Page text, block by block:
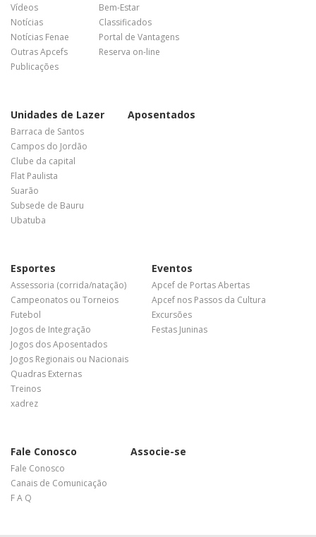
Vídeos
Notícias
Notícias Fenae
Outras Apcefs
Publicações
Bem-Estar
Classificados
Portal de Vantagens
Reserva on-line
Unidades de Lazer
Barraca de Santos
Campos do Jordão
Clube da capital
Flat Paulista
Suarão
Subsede de Bauru
Ubatuba
Aposentados
Esportes
Assessoria (corrida/natação)
Campeonatos ou Torneios
Futebol
Jogos de Integração
Jogos dos Aposentados
Jogos Regionais ou Nacionais
Quadras Externas
Treinos
xadrez
Eventos
Apcef de Portas Abertas
Apcef nos Passos da Cultura
Excursões
Festas Juninas
Fale Conosco
Fale Conosco
Canais de Comunicação
F A Q
Associe-se